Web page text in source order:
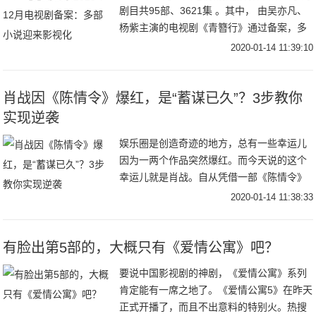
剧目共95部、3621集 。其中， 由吴亦凡、
杨紫主演的电视剧《青簪行》通过备案，多
部小说如《你也有今天》《竹马微微甜》等
2020-01-14 11:39:10
肖战因《陈情令》爆红，是“蓄谋已久”？3步教你
实现逆袭
娱乐圈是创造奇迹的地方，总有一些幸运儿
因为一两个作品突然爆红。而今天说的这个
幸运儿就是肖战。自从凭借一部《陈情令》
爆红后戏约不断，和当红花旦杨紫合拍都市
2020-01-14 11:38:33
有脸出第5部的，大概只有《爱情公寓》吧？
要说中国影视剧的神剧，《爱情公寓》系列
肯定能有一席之地了。《爱情公寓5》在昨天
正式开播了，而且不出意料的特别火。热搜